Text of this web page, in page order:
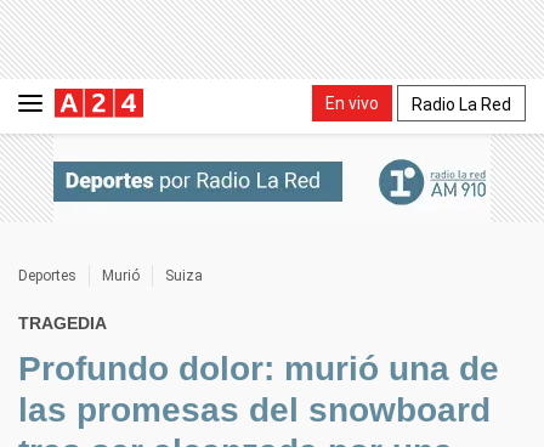
En vivo Radio La Red
Deportes Murió Suiza
TRAGEDIA
Profundo dolor: murió una de
las promesas del snowboard